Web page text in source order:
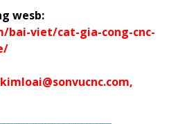
wesb:
bai-viet/cat-gia-cong-cnc-